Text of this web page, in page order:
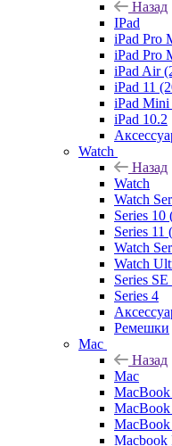
Назад
IPad
iPad Pro
iPad Pro
iPad Air
iPad 11
iPad Mini
iPad 10.2
Watch
Назад
Watch
Watch
Series 10
Series 11
Watch
Watch
Series SE
Series 4
Ремешки
Mac
Назад
Mac
Macbook